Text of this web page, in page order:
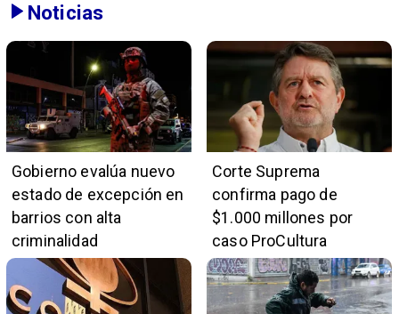
Noticias
Gobierno evalúa nuevo
estado de excepción en
barrios con alta
criminalidad
Corte Suprema
confirma pago de
$1.000 millones por
caso ProCultura